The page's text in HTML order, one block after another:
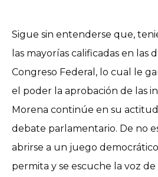
Sigue sin entenderse que,
las mayorías calificadas en las
Congreso Federal, lo cual le
el poder la aprobación de las
Morena continúe en su actitud
debate parlamentario. De no
abrirse a un juego
permita y se escuche la voz de